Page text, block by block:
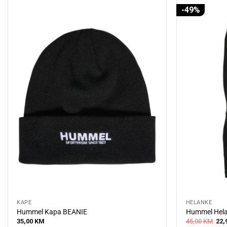
KAPE
Hummel Kapa BEANIE
35,00 KM
-49%
HELANKE
Hummel
45,00KM